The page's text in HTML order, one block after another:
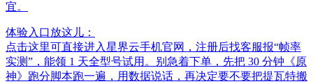
宜。
体验入口放这儿：
点击这里可直接进入星界云手机官网，注册后找客服报“帧率
实测”，能领 1 天全型号试用。别急着下单，先把 30 分钟《原
神》跑分脚本跑一遍，用数据说话，再决定要不要把提瓦特搬